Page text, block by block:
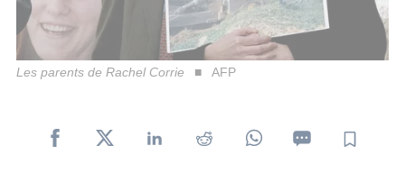
Les parents de Rachel Corrie AFP